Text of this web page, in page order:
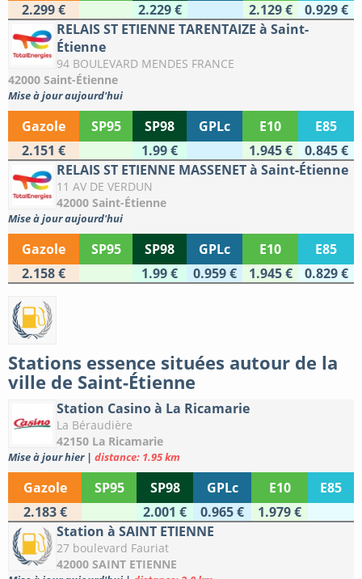
2.299 €
2.229 € 2.129 €
0.929 €
RELAIS ST ETIENNE TARENTAIZE à Saint-
Étienne
94 BOULEVARD MENDES FRANCE
42000 Saint-Étienne
Mise à jour aujourd'hui
Gazole SP95 SP98 GPLc E10
E85
2.151 €
1.99 € 1.945 €
0.845 €
RELAIS ST ETIENNE MASSENET à Saint-Étienne
11 AV DE VERDUN
42000 Saint-Étienne
Mise à jour aujourd'hui
Gazole SP95 SP98 GPLc E10
E85
2.158 €
1.99 € 0.959 € 1.945 € 0.829 €
Stations essence situées autour de la
ville de Saint-Étienne
Station Casino à La Ricamarie
La Béraudière
42150 La Ricamarie
Mise à jour hier | distance: 1.95 km
Gazole SP95 SP98 GPLc E10
E85
2.183 €
2.001 € 0.965 €
1.979 €
Station à SAINT ETIENNE
27 boulevard Fauriat
42000 SAINT ETIENNE